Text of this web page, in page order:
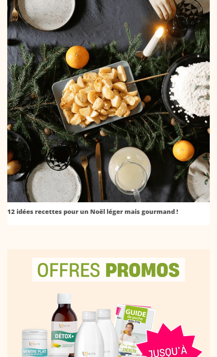
12 idées recettes pour un Noël léger mais gourmand !